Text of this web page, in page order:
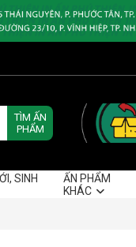
TÌM ẤN
PHẨM
SINH
ẤN PHẨM
KHÁC